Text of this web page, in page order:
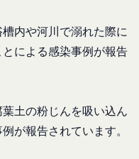
内や河川で溺れた際に
による感染事例が報告
土の粉じんを吸い込ん
が報告されています。
報を第三者と共有す
がお客様情報を提
います。）
、お客様情報（個
第三者である会社、
ります。
の各用語は各々以下
の各号に掲げるサ
が提供する情報サ